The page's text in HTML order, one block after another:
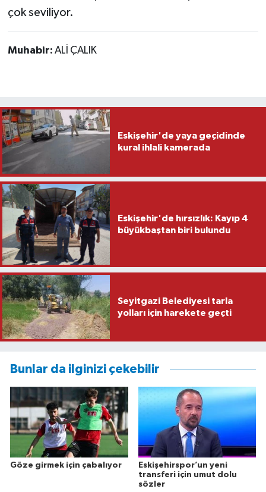
çok seviliyor.
Muhabir: ALİ ÇALIK
Eskişehir'de yaya geçidinde
kural ihlali kamerada
Eskişehir'de hırsızlık: Kayıp 4
büyükbaştan biri bulundu
Seyitgazi Belediyesi tarla
yolları için harekete geçti
Bunlar da ilginizi çekebilir
Göze girmek için çabalıyor
Eskişehirspor’un yeni
transferi için umut dolu
sözler